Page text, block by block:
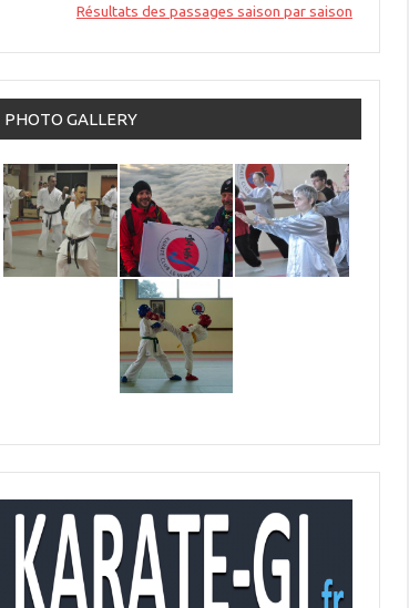
Résultats des passages saison par saison
PHOTO GALLERY